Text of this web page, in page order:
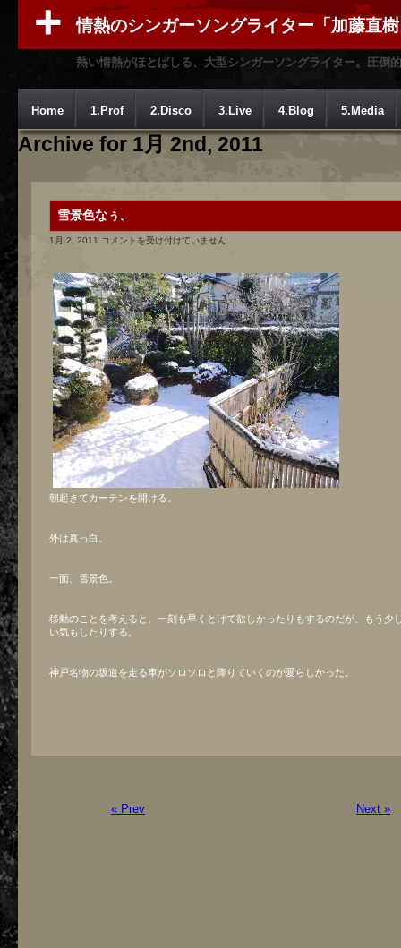
情熱のシンガーソングライター「加藤直
熱い情熱がほとばしる、大型シンガーソングライター。圧倒
Home 1.Prof 2.Disco 3.Live 4.Blog 5.Media
Archive for 1月 2nd, 2011
雪景色なぅ。
1月 2, 2011 雪
な
ぅ。
は
コメントを受け付けていません
朝起きてカーテンを開ける。
外は真っ白。
一面、雪景色。
移動のことを考えると、一刻も早くとけて欲しかったりもするのだが、もう少
い気もしたりする。
神戸名物の坂道を走る車がソロソロと降りていくのが愛らしかった。
« Prev Next »